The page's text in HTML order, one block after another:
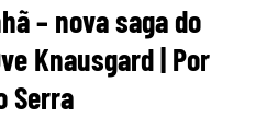
– nova saga do
Knausgard | Por
Serra